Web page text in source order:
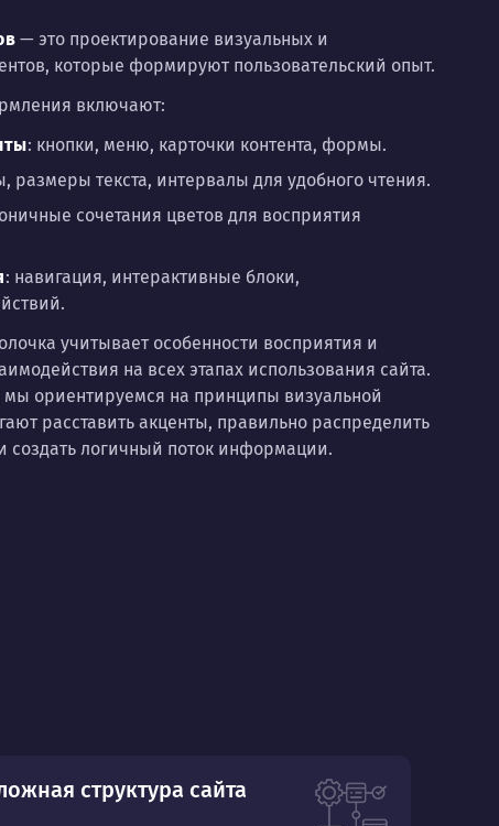
— это проектирование визуальных и
которые формируют пользовательский опыт.
включают:
: кнопки, меню, карточки контента, формы.
размеры текста, интервалы для удобного чтения.
сочетания цветов для восприятия
: навигация, интерактивные блоки,
учитывает особенности восприятия и
на всех этапах использования сайта.
ориентируемся на принципы визуальной
расставить акценты, правильно распределить
создать логичный поток информации.
структура сайта